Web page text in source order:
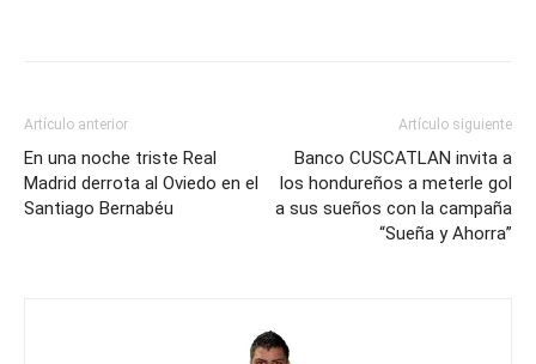
Artículo anterior
En una noche triste Real
Madrid derrota al Oviedo en el
Santiago Bernabéu
Artículo siguiente
Banco CUSCATLAN invita a
los hondureños a meterle gol
a sus sueños con la campaña
“Sueña y Ahorra”